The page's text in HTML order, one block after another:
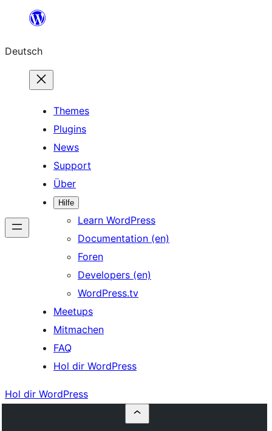
springen
Deutsch
Themes
Plugins
News
Support
Über
Hilfe
Learn WordPress
Documentation (en)
Foren
Developers (en)
WordPress.tv
Meetups
Mitmachen
FAQ
Hol dir WordPress
Hol dir WordPress